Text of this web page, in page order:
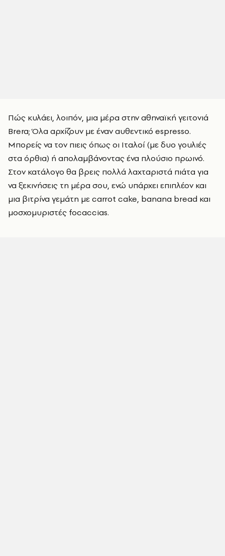
Πώς κυλάει, λοιπόν, μια μέρα στην αθηναϊκή γειτονιά
Brera; Όλα αρχίζουν με έναν αυθεντικό espresso.
Μπορείς να τον πιεις όπως οι Ιταλοί (με δυο γουλιές
στα όρθια) ή απολαμβάνοντας ένα πλούσιο πρωινό.
Στον κατάλογο θα βρεις πολλά λαχταριστά πιάτα για
να ξεκινήσεις τη μέρα σου, ενώ υπάρχει επιπλέον και
μια βιτρίνα γεμάτη με carrot cake, banana bread και
μοσχομυριστές focaccias.